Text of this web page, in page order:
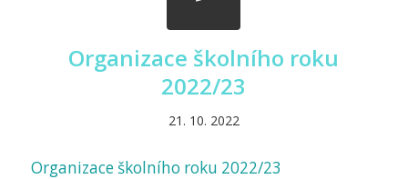
Organizace školního roku
2022/23
21. 10. 2022
Organizace školního roku 2022/23